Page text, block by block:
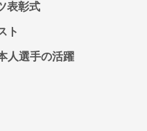
表彰式
ト
人選手の活躍